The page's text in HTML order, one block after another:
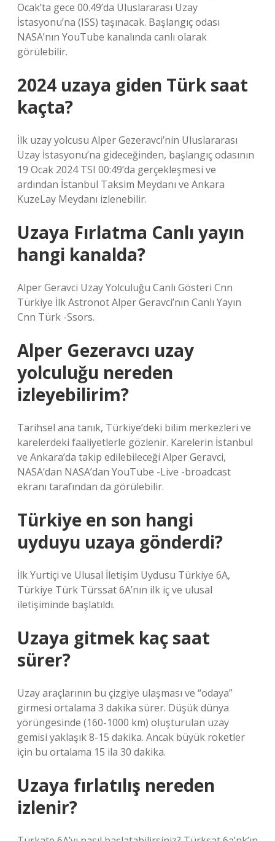
Ocak’ta gece 00.49’da Uluslararası Uzay
İstasyonu’na (ISS) taşınacak. Başlangıç ​​odası
NASA’nın YouTube kanalında canlı olarak
görülebilir.
2024 uzaya giden Türk saat
kaçta?
İlk uzay yolcusu Alper Gezeravci’nin Uluslararası
Uzay İstasyonu’na gideceğinden, başlangıç ​​odasının
19 Ocak 2024 TSI 00:49’da gerçekleşmesi ve
ardından İstanbul Taksim Meydanı ve Ankara
KuzeLay Meydanı izlenebilir.
Uzaya Fırlatma Canlı yayın
hangi kanalda?
Alper Geravci Uzay Yolculuğu Canlı Gösteri Cnn
Türkiye İlk Astronot Alper Geravci’nın Canlı Yayın
Cnn Türk -Ssors.
Alper Gezeravcı uzay
yolculuğu nereden
izleyebilirim?
Tarihsel ana tanık, Türkiye’deki bilim merkezleri ve
karelerdeki faaliyetlerle gözlenir. Karelerin İstanbul
ve Ankara’da takip edilebileceği Alper Geravci,
NASA’dan NASA’dan YouTube -Live -broadcast
ekranı tarafından da görülebilir.
Türkiye en son hangi
uyduyu uzaya gönderdi?
İlk Yurtiçi ve Ulusal İletişim Uydusu Türkiye 6A,
Türkiye Türk Türssat 6A’nın ilk iç ve ulusal
iletişiminde başlatıldı.
Uzaya gitmek kaç saat
sürer?
Uzay araçlarının bu çizgiye ulaşması ve “odaya”
girmesi ortalama 3 dakika sürer. Düşük dünya
yörüngesinde (160-1000 km) oluşturulan uzay
gemisi yaklaşık 8-15 dakika. Ancak büyük roketler
için bu ortalama 15 ila 30 dakika.
Uzaya fırlatılış nereden
izlenir?